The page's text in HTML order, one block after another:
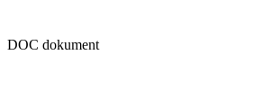
DOC dokument